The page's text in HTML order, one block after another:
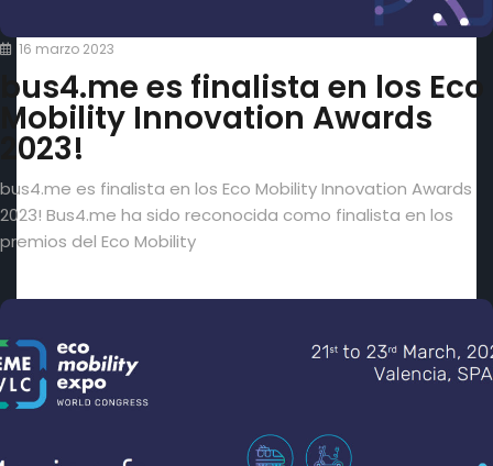
16 marzo 2023
bus4.me es finalista en los Eco
Mobility Innovation Awards
2023!
bus4.me es finalista en los Eco Mobility Innovation Awards
2023! Bus4.me ha sido reconocida como finalista en los
premios del Eco Mobility